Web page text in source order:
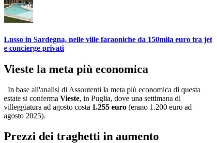
Lusso in Sardegna, nelle ville faraoniche da 150mila euro tra jet
e concierge privati
Vieste la meta più economica
In base all'analisi di Assoutenti la meta più economica di questa
estate si conferma Vieste, in Puglia, dove una settimana di
villeggiatura ad agosto costa 1.255 euro (erano 1.200 euro ad
agosto 2025).
Prezzi dei traghetti in aumento